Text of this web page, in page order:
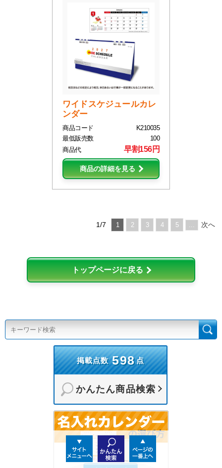
ワイドスケジュールカレ
ンダー
商品コード
K210035
最低販売数
100
商品代
早割156円
商品の詳細を見る
1/7 1 2 3 4 5 ... 次へ
トップページに戻る
掲載点数 598点
かんたん商品検索